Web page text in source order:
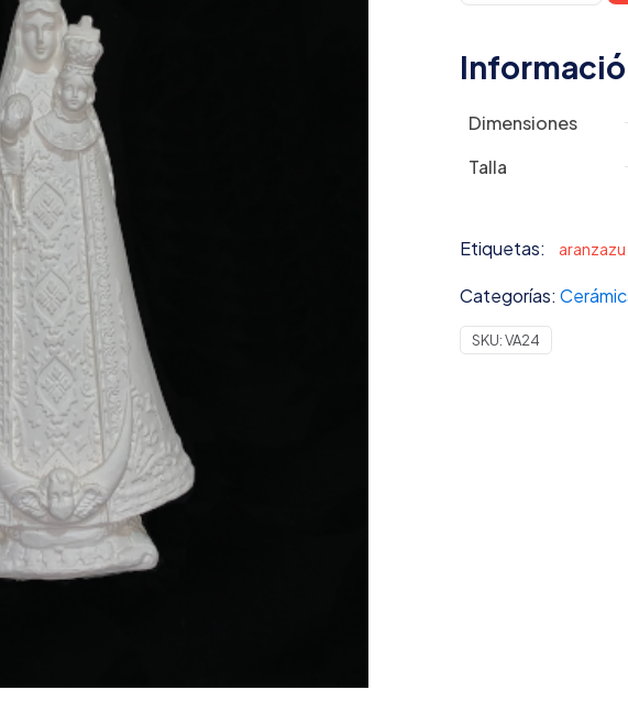
Aránzazu
Dimensiones
Talla
Etiquetas: aranzazu
Categorías:
SKU:VA24